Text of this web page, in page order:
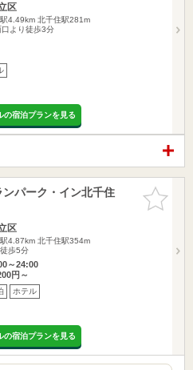
区
4.49km 北千住駅281m
より徒歩3分
の宿泊プランを見る
お気に入
りに追加
パーク・イン北千住
区
4.87km 北千住駅354m
歩5分
～24:00
円～
ホテル
の宿泊プランを見る